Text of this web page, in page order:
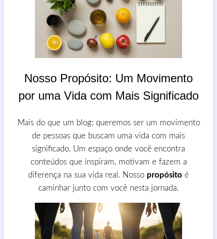
Nosso Propósito: Um Movimento
por uma Vida com Mais Significado
Mais do que um blog; queremos ser um movimento
de pessoas que buscam uma vida com mais
significado. Um espaço onde você encontra
conteúdos que inspiram, motivam e fazem a
diferença na sua vida real. Nosso propósito é
caminhar junto com você nesta jornada.